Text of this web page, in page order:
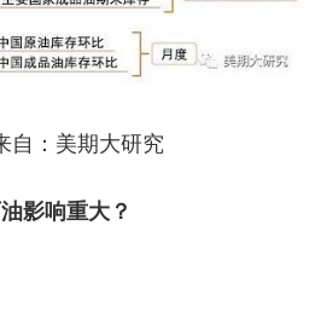
自：美期大研究
影响重大？